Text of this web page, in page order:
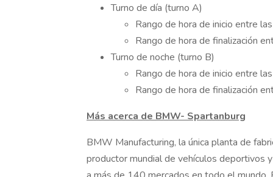
Turno de día (turno A)
Rango de hora de inicio entre
Rango de hora de finalización
Turno de noche (turno B)
Rango de hora de inicio entre
Rango de hora de finalización
Más acerca de BMW- Spartanburg
BMW Manufacturing, la única planta de
productor mundial de vehículos deportivos